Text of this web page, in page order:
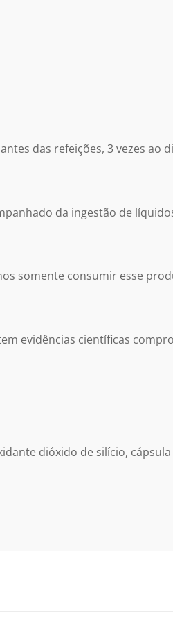
das refeições, 3 vezes ao
da ingestão de
somente consumir esse
evidências científicas
dióxido de silício, cápsula